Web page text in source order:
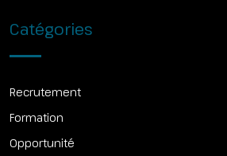
Catégories
Recrutement
Formation
Opportunité